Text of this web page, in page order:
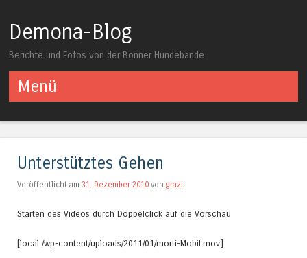
Demona-Blog
Berichte und Fotos von der Bonner Hundebande
Menü
Unterstütztes Gehen
Veröffentlicht am 31. Dezember 2010 von grazi
Starten des Videos durch Doppelclick auf die Vorschau
[local /wp-content/uploads/2011/01/morti-Mobil.mov]